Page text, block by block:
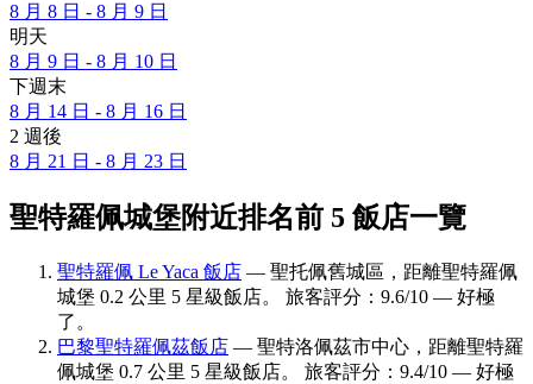
8 月 8 日 - 8 月 9 日
明天
8 月 9 日 - 8 月 10 日
下週末
8 月 14 日 - 8 月 16 日
2 週後
8 月 21 日 - 8 月 23 日
聖特羅佩城堡附近排名前 5 飯店一覽
聖特羅佩 Le Yaca 飯店 — 聖托佩舊城區，距離聖特羅佩
城堡 0.2 公里 5 星級飯店。 旅客評分：9.6/10 — 好極
了。
巴黎聖特羅佩茲飯店 — 聖特洛佩茲市中心，距離聖特羅
佩城堡 0.7 公里 5 星級飯店。 旅客評分：9.4/10 — 好極